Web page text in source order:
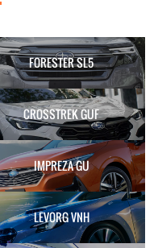
FORESTER SL5
CROSSTREK GUF
IMPREZA GU
LEVORG VNH